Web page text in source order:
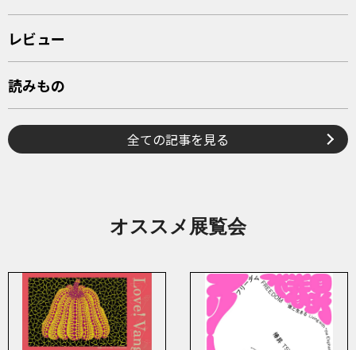
レビュー
読みもの
全ての記事を見る
オススメ展覧会